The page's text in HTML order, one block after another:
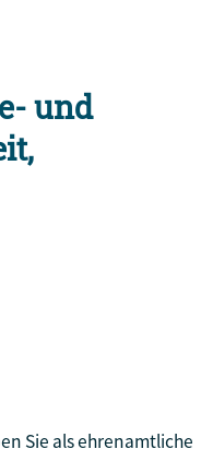
und
Sie als ehrenamtliche